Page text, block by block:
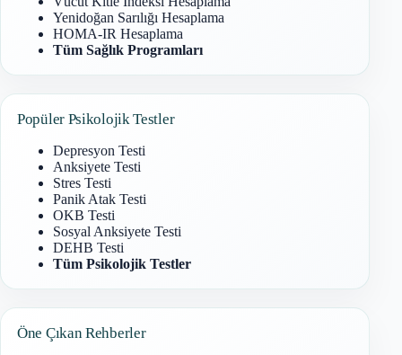
Yenidoğan Sarılığı Hesaplama
HOMA-IR Hesaplama
Tüm Sağlık Programları
Popüler Psikolojik Testler
Depresyon Testi
Anksiyete Testi
Stres Testi
Panik Atak Testi
OKB Testi
Sosyal Anksiyete Testi
DEHB Testi
Tüm Psikolojik Testler
Öne Çıkan Rehberler